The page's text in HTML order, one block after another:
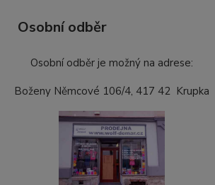
Osobní odběr
Osobní odběr je možný na adrese:
Boženy Němcové 106/4, 417 42 Krupka